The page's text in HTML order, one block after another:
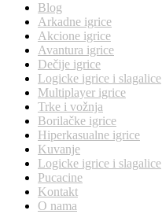
Blog
Arkadne igrice
Akcione igrice
Avantura igrice
Dečije igrice
Logicke igrice i slagalice
Multiplayer igrice
Trke i vožnja
Borilačke igrice
Hiperkasualne igrice
Kuvanje
Logicke igrice i slagalice
Pucacine
Kontakt
O nama